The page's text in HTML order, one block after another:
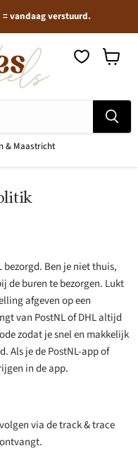
vandaag verstuurd.
& Maastricht
Ben je niet thuis,
de buren te bezorgen. Lukt
afgeven op een
van PostNL of DHL altijd
zodat je snel en makkelijk
Als je de PostNL-app of
in de app.
via de track & trace